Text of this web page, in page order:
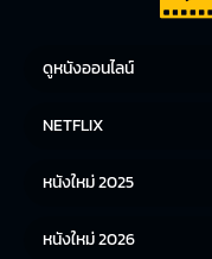
ดูหนังออนไลน์
หนังญี่ปุ่น
NETFLIX
หนังใหม่ 2025
หนังใหม่ 2026